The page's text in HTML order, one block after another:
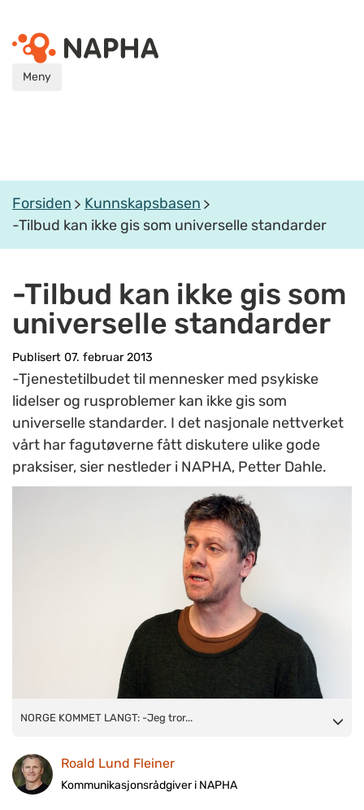
Meny
Forsiden
Kunnskapsbasen
-Tilbud kan ikke gis som universelle standarder
-Tilbud kan ikke gis som
universelle standarder
Publisert 07. februar 2013
-Tjenestetilbudet til mennesker med psykiske
lidelser og rusproblemer kan ikke gis som
universelle standarder. I det nasjonale nettverket
vårt har fagutøverne fått diskutere ulike gode
praksiser, sier nestleder i NAPHA, Petter Dahle.
NORGE KOMMET LANGT: -Jeg tror vi i Norge har kommet
opp til fordi de får til mye spennende, ligger bak oss der med
mer institusjonspreg enn her i Norge. Det sa nestleder i
NORGE KOMMET LANGT: -Jeg tror...
Roald Lund Fleiner
Kommunikasjonsrådgiver i NAPHA